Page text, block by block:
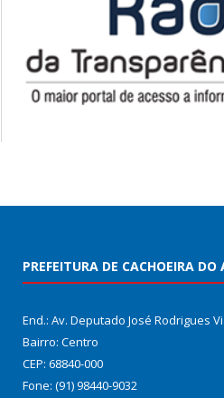
PREFEITURA DE CACHOEIRA DO
End.: Av. Deputado José Rodrigues
Bairro: Centro
CEP: 68840-000
Fone: (91) 98440-9032